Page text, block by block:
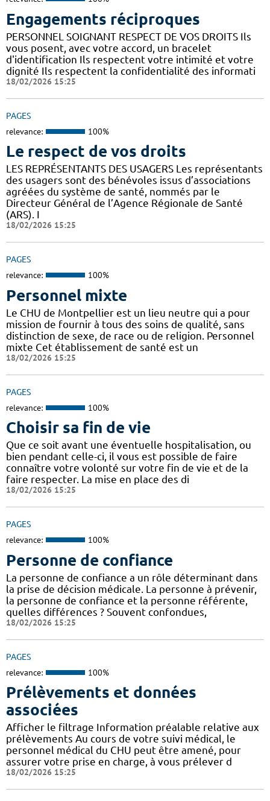
Engagements réciproques
PERSONNEL SOIGNANT RESPECT DE VOS DROITS Ils
vous posent, avec votre accord, un bracelet
d'identification Ils respectent votre intimité et votre
dignité Ils respectent la confidentialité des informati
18/02/2026 15:25
PAGES
relevance: 100%
Le respect de vos droits
LES REPRÉSENTANTS DES USAGERS Les représentants
des usagers sont des bénévoles issus d’associations
agréées du système de santé, nommés par le
Directeur Général de l’Agence Régionale de Santé
(ARS). I
18/02/2026 15:25
PAGES
relevance: 100%
Personnel mixte
Le CHU de Montpellier est un lieu neutre qui a pour
mission de fournir à tous des soins de qualité, sans
distinction de sexe, de race ou de religion. Personnel
mixte Cet établissement de santé est un
18/02/2026 15:25
PAGES
relevance: 100%
Choisir sa fin de vie
Que ce soit avant une éventuelle hospitalisation, ou
bien pendant celle-ci, il vous est possible de faire
connaître votre volonté sur votre fin de vie et de la
faire respecter. La mise en place des di
18/02/2026 15:25
PAGES
relevance: 100%
Personne de confiance
La personne de confiance a un rôle déterminant dans
la prise de décision médicale. La personne à prévenir,
la personne de confiance et la personne référente,
quelles différences ? Souvent confondues,
18/02/2026 15:25
PAGES
relevance: 100%
Prélèvements et données
associées
Afficher le filtrage Information préalable relative aux
prélèvements Au cours de votre suivi médical, le
personnel médical du CHU peut être amené, pour
assurer votre prise en charge, à vous prélever d
18/02/2026 15:25